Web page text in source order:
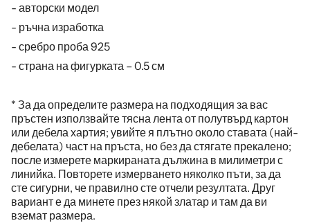
- авторски модел
- ръчна изработка
- сребро проба 925
- страна на фигурката – 0.5 см
* За да определите размера на подходящия за вас
пръстен използвайте тясна лента от полутвърд картон
или дебела хартия; увийте я плътно около ставата (най-
дебелата) част на пръста, но без да стягате прекалено;
после измерете маркираната дължина в милиметри с
линийка. Повторете измерването няколко пъти, за да
сте сигурни, че правилно сте отчели резултата. Друг
вариант е да минете през някой златар и там да ви
вземат размера.